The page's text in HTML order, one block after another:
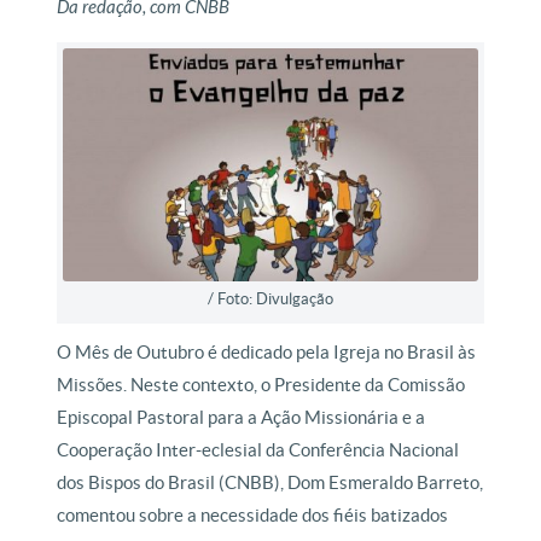
Da redação, com CNBB
/ Foto: Divulgação
O Mês de Outubro é dedicado pela Igreja no Brasil às
Missões. Neste contexto, o Presidente da Comissão
Episcopal Pastoral para a Ação Missionária e a
Cooperação Inter-eclesial da Conferência Nacional
dos Bispos do Brasil (CNBB), Dom Esmeraldo Barreto,
comentou sobre a necessidade dos fiéis batizados